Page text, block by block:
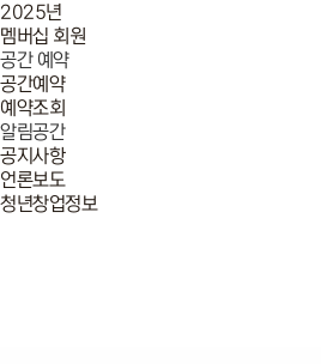
2025년
멤버십 회원
공간 예약
공간예약
예약조회
알림공간
공지사항
언론보도
청년창업정보